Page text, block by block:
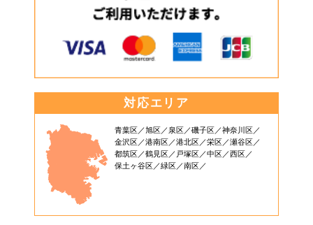
対応エリア
青葉区 旭区 泉区 磯子区
神奈川区
金沢区
港南区 港北区 栄区
瀬谷区
都筑区
鶴見区 戸塚区 中区
西区
保土ヶ谷区
緑区 南区